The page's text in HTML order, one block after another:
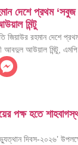
দেশে প্রথম
মিন্টু
জিয়াউর রহমান দেশে
আবদুল আউয়াল মিন্টু,
পক্ষ হতে
দিবস-২০২৬’